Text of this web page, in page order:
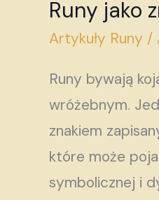
Runy jako
Artykuły Runy /
Runy bywają
wróżebnym.
znakiem
które może
symbolicznej i
Runy
jako
drogi
–
od
symbolu
do